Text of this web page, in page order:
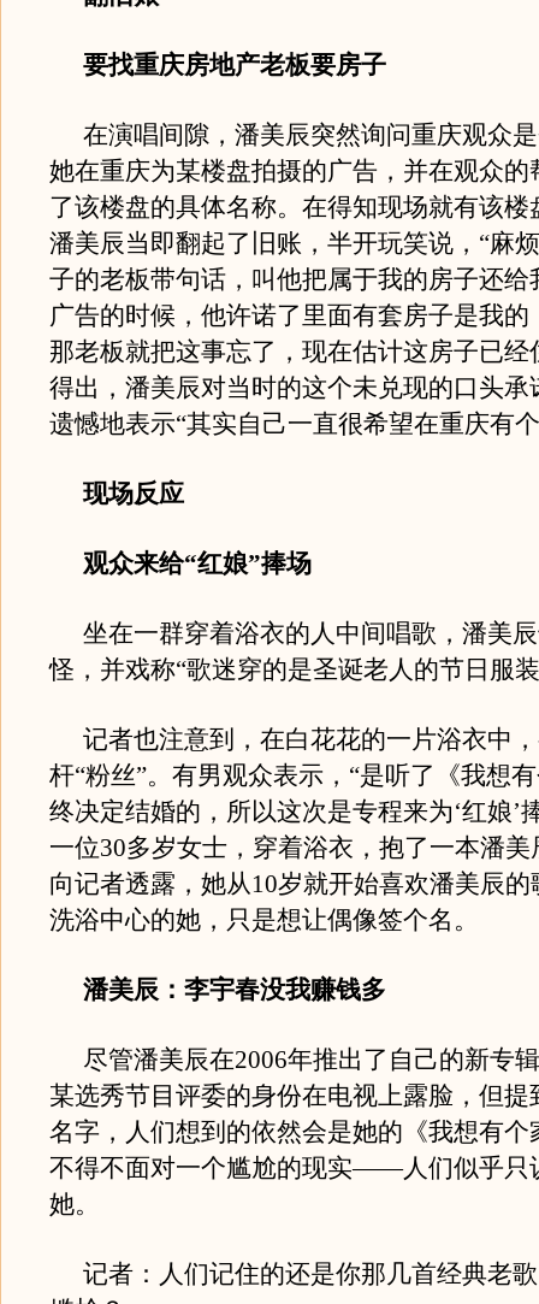
要找重庆房地产老板要房子
在演唱间隙，潘美辰突然询问重庆观众
她在重庆为某楼盘拍摄的广告，并在观众的
了该楼盘的具体名称。在得知现场就有该楼
潘美辰当即翻起了旧账，半开玩笑说，“麻
子的老板带句话，叫他把属于我的房子还给
广告的时候，他许诺了里面有套房子是我的
那老板就把这事忘了，现在估计这房子已经
得出，潘美辰对当时的这个未兑现的口头承
遗憾地表示“其实自己一直很希望在重庆有
现场反应
观众来给“红娘”捧场
坐在一群穿着浴衣的人中间唱歌，潘美
怪，并戏称“歌迷穿的是圣诞老人的节日服
记者也注意到，在白花花的一片浴衣中
杆“粉丝”。有男观众表示，“是听了《我想
终决定结婚的，所以这次是专程来为‘红娘’
一位30多岁女士，穿着浴衣，抱了一本潘
向记者透露，她从10岁就开始喜欢潘美辰
洗浴中心的她，只是想让偶像签个名。
潘美辰：李宇春没我赚钱多
尽管潘美辰在2006年推出了自己的新专
某选秀节目评委的身份在电视上露脸，但提
名字，人们想到的依然会是她的《我想有个
不得不面对一个尴尬的现实——人们似乎只
她。
记者：人们记住的还是你那几首经典老